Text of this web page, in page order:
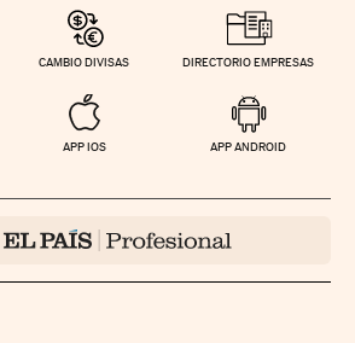
CAMBIO DIVISAS DIRECTORIO EMPRESAS
APP IOS APP ANDROID